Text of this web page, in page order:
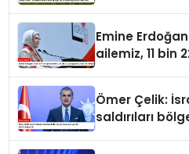
Emine
ailemiz, 11 bin
Ömer Çelik:
saldırıları